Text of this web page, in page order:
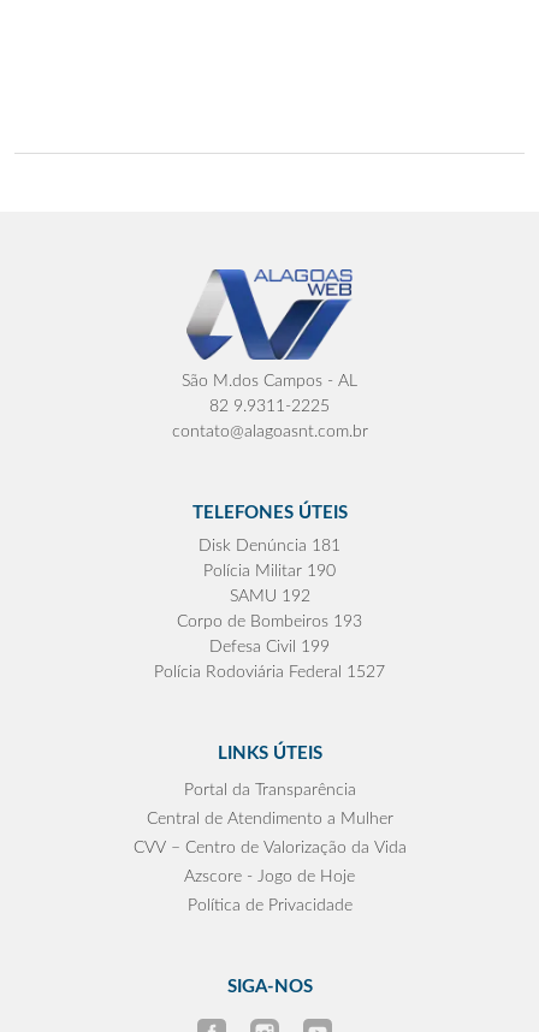
São M.dos Campos - AL
82 9.9311-2225
contato@alagoasnt.com.br
TELEFONES ÚTEIS
Disk Denúncia 181
Polícia Militar 190
SAMU 192
Corpo de Bombeiros 193
Defesa Civil 199
Polícia Rodoviária Federal 1527
LINKS ÚTEIS
Portal da Transparência
Central de Atendimento a Mulher
CVV – Centro de Valorização da Vida
Azscore - Jogo de Hoje
Política de Privacidade
SIGA-NOS